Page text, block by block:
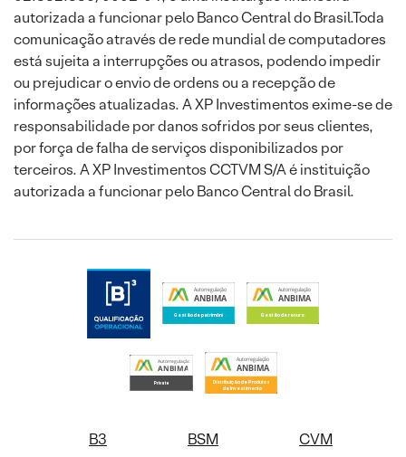
autorizada a funcionar pelo Banco Central do Brasil.Toda
comunicação através de rede mundial de computadores
está sujeita a interrupções ou atrasos, podendo impedir
ou prejudicar o envio de ordens ou a recepção de
informações atualizadas. A XP Investimentos exime-se de
responsabilidade por danos sofridos por seus clientes,
por força de falha de serviços disponibilizados por
terceiros. A XP Investimentos CCTVM S/A é instituição
autorizada a funcionar pelo Banco Central do Brasil.
B3 BSM CVM